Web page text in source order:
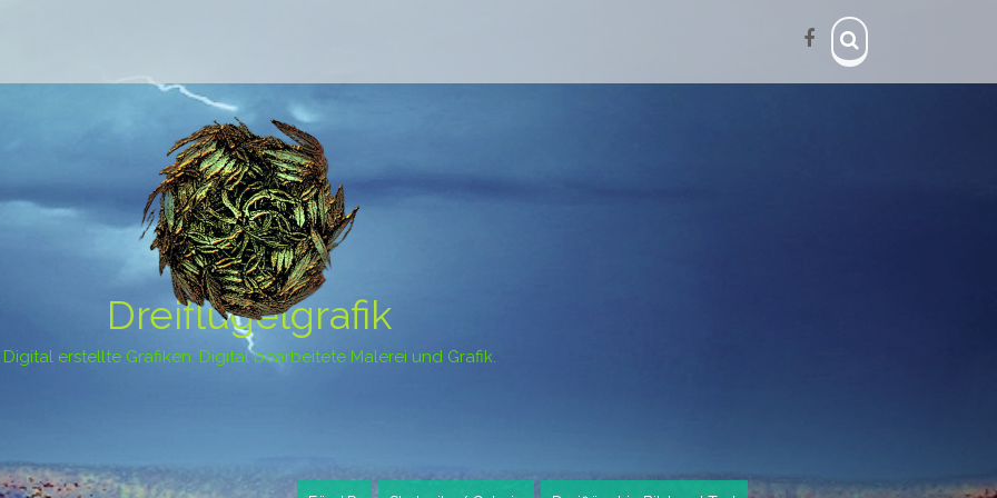
Dreiflügelgrafik
Digital erstellte Grafiken. Digital bearbeitete Malerei und Grafik.